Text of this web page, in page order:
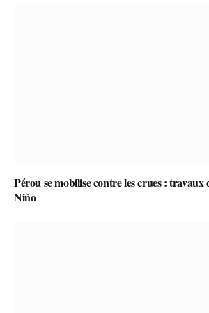
Pérou se mobilise contre les crues : travaux
Niño